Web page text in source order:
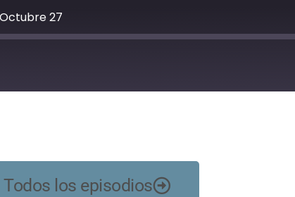
27
Todos los episodios